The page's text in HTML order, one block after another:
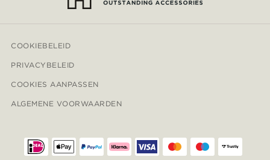
COOKIEBELEID
PRIVACYBELEID
COOKIES AANPASSEN
ALGEMENE VOORWAARDEN